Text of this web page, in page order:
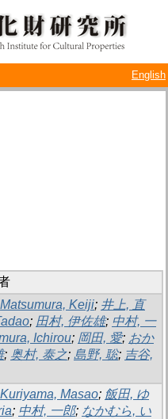
English
Matsumura, Keiji; 井上, 直
; 田村, 伊佐雄; 中村, 一
Ichirou; 岡田, 愛; おか
; 奥村, 泰之; 島野, 聡; 吉谷,
Kuriyama, Masao; 飯田, ゆ
; 中村, 一郎; なかむら, い